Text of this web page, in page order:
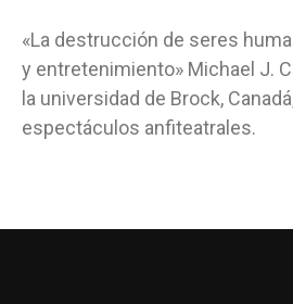
«La destrucción de seres
y entretenimiento» Michael J.
la universidad de Brock,
espectáculos anfiteatrales.